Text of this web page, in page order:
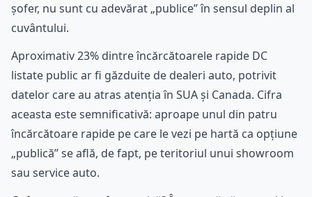
șofer, nu sunt cu adevărat „publice” în sensul deplin al
cuvântului.
Aproximativ 23% dintre încărcătoarele rapide DC
listate public ar fi găzduite de dealeri auto, potrivit
datelor care au atras atenția în SUA și Canada. Cifra
aceasta este semnificativă: aproape unul din patru
încărcătoare rapide pe care le vezi pe hartă ca opțiune
„publică” se află, de fapt, pe teritoriul unui showroom
sau service auto.